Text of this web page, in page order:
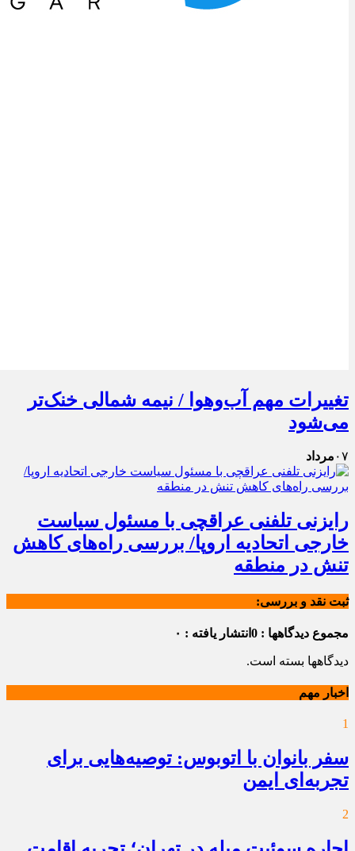
تغییرات مهم آب‌وهوا / نیمه شمالی خنک‌تر
می‌شود
۰۷ مرداد
رایزنی تلفنی عراقچی با مسئول سیاست
خارجی اتحادیه اروپا/ بررسی راه‌های کاهش
تنش در منطقه
ثبت نقد و بررسی:
مجموع دیدگاهها : 0 انتشار یافته : ۰
دیدگاهها بسته است.
اخبار مهم
1
سفر بانوان با اتوبوس: توصیه‌هایی برای
تجربه‌ای ایمن
2